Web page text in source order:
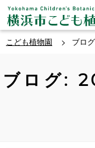
こども植物園 ブロ
ブログ: